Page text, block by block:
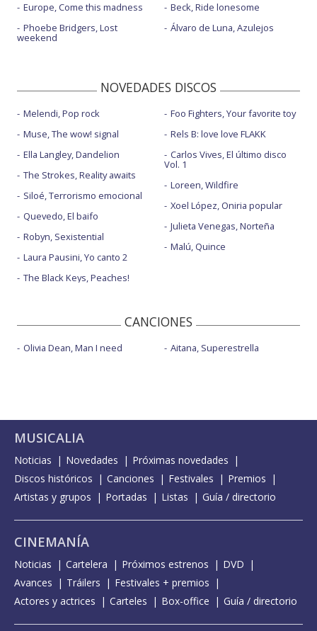
Europe, Come this madness
Phoebe Bridgers, Lost
weekend
Beck, Ride lonesome
Álvaro de Luna, Azulejos
NOVEDADES DISCOS
Melendi, Pop rock
Muse, The wow! signal
Ella Langley, Dandelion
The Strokes, Reality awaits
Siloé, Terrorismo emocional
Quevedo, El baifo
Robyn, Sexistential
Laura Pausini, Yo canto 2
The Black Keys, Peaches!
Foo Fighters, Your favorite toy
Rels B: love love FLAKK
Carlos Vives, El último disco
Vol. 1
Loreen, Wildfire
Xoel López, Oniria popular
Julieta Venegas, Norteña
Malú, Quince
CANCIONES
Olivia Dean, Man I need Aitana, Superestrella
MUSICALIA
Noticias Novedades
Próximas novedades
Discos históricos
Canciones Festivales
Premios
Artistas y grupos
Portadas Listas Guía / directorio
CINEMANÍA
Noticias Cartelera Próximos estrenos
DVD
Avances
Tráilers
Festivales + premios
Actores y actrices
Carteles Box-office Guía / directorio